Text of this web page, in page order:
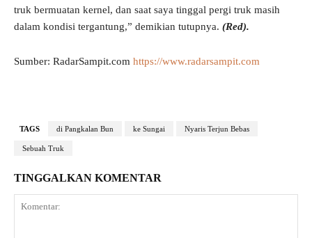
truk bermuatan kernel, dan saat saya tinggal pergi truk masih
dalam kondisi tergantung,” demikian tutupnya. (Red).
Sumber: RadarSampit.com https://www.radarsampit.com
TAGS di Pangkalan Bun ke Sungai Nyaris Terjun Bebas
Sebuah Truk
TINGGALKAN KOMENTAR